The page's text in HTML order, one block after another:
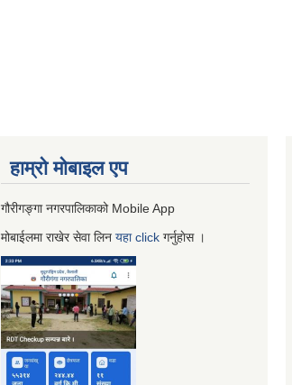
हाम्रो माेबाइल एप
गौरीगङ्गा नगरपालिकाको Mobile App
मोबाईलमा राखेर सेवा लिन यहाclick गर्नुहाेस ।